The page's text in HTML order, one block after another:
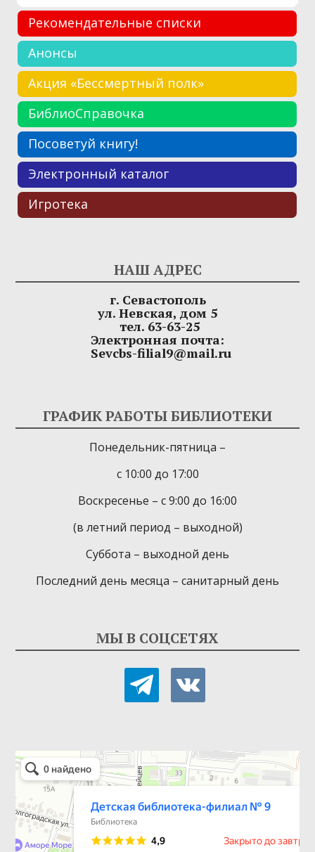
Рекомендательные списки
Анонсы
Акция «Бессмертный полк»
БиблиоСправочка
Посоветуй книгу!
Электронный каталог
Игротека
НАШ АДРЕС
г. Севастополь
ул. Невская, дом 5
тел. 63-63-25
Электронная почта:
Sevcbs-filial9@mail.ru
ГРАФИК РАБОТЫ БИБЛИОТЕКИ
Понедельник-пятница –
с 10:00 до 17:00
Воскресенье – с 9:00 до 16:00
(в летний период – выходной)
Суббота – выходной день
Последний день месяца – санитарный день
МЫ В СОЦСЕТЯХ
telegramvkontakte
Детская библиотека-филиал № 9
Библиотека в Севастополе